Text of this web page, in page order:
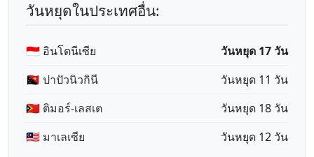
วันหยุดในประเทศอื่น:
🇮🇩 อินโดนีเซีย
วันหยุด 17 วัน
🇵🇬 ปาปัวนิวกินี
วันหยุด 11 วัน
🇹🇱 ติมอร์-เลสเต
วันหยุด 18 วัน
🇲🇾 มาเลเซีย
วันหยุด 12 วัน